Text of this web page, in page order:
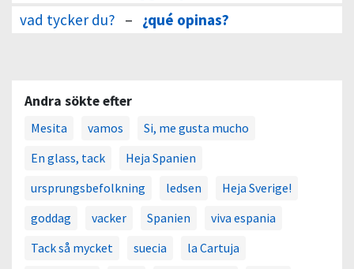
vad tycker du? – ¿qué opinas?
Andra sökte efter
Mesita vamos
Si, me gusta mucho
En glass, tack
Heja Spanien
ursprungsbefolkning
ledsen
Heja Sverige!
goddag
vacker Spanien
viva espania
Tack så mycket
suecia
la Cartuja